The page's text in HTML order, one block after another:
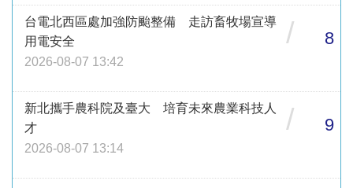
台電北西區處加強防颱整備 走訪畜牧場宣導
用電安全
2026-08-07 13:42
/ 8
新北攜手農科院及臺大 培育未來農業科技人
才
2026-08-07 13:14
/ 9